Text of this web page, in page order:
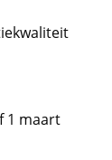
1 maart